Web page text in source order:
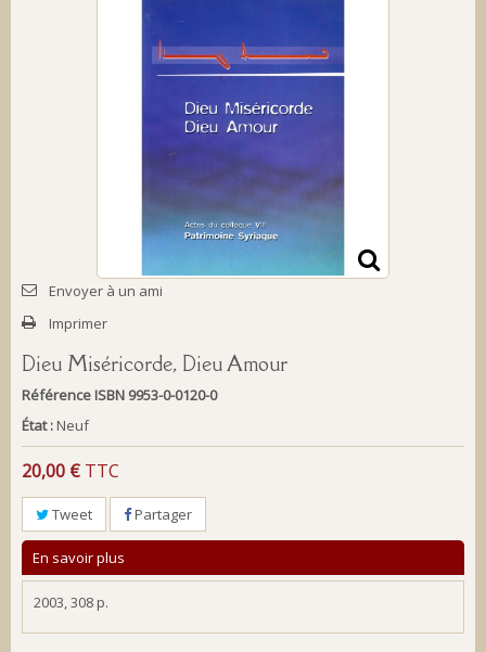
Envoyer à un ami
Imprimer
Dieu Miséricorde, Dieu Amour
Référence ISBN 9953-0-0120-0
État : Neuf
20,00 € TTC
Tweet Partager
En savoir plus
2003, 308 p.